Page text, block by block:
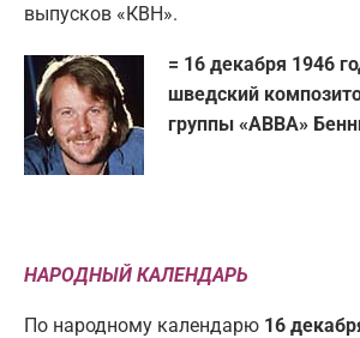
выпусков «КВН».
= 16 декабря 1946
шведский
группы «АВВА»
НАРОДНЫЙ КАЛЕНДАРЬ
По народному календарю 16